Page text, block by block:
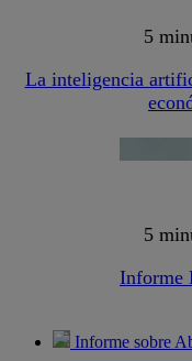
5
La inteligencia
5
Informe
Informe sobre